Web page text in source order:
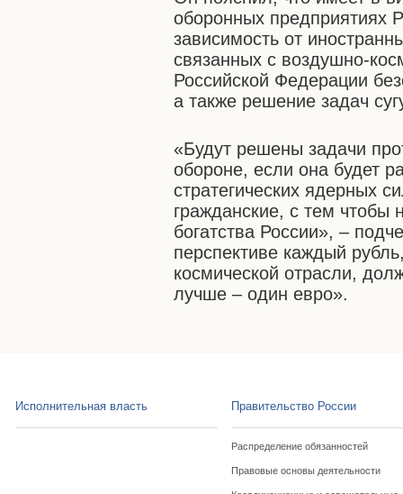
оборонных предприятиях
зависимость от
связанных с воздушно-
Российской Федерации
а также решение задач
«Будут решены задачи
обороне, если она будет
стратегических ядерных
гражданские, с тем чтобы
богатства России», –
перспективе каждый
космической отрасли,
лучше – один евро».
Исполнительная власть Правительство России
Распределение обязанностей
Правовые основы деятельности